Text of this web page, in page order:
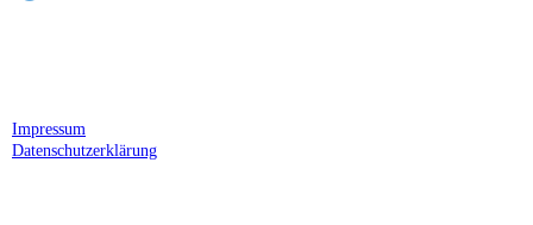
Impressum
Datenschutzerklärung